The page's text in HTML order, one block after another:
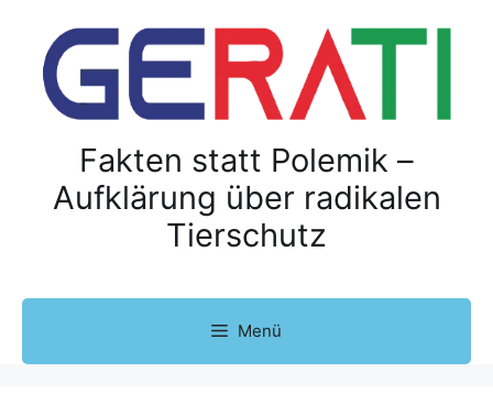
Fakten statt Polemik –
Aufklärung über radikalen
Tierschutz
Menü